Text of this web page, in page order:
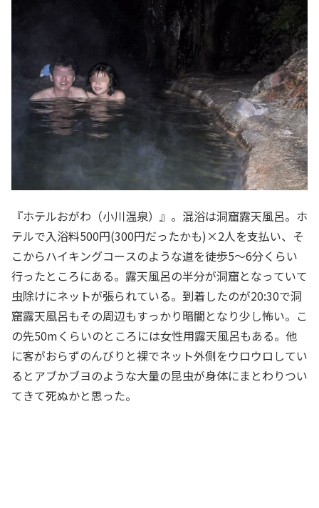
『ホテルおがわ（小川温泉）』。混浴は洞窟露天風呂。ホ
テルで入浴料500円(300円だったかも)×2人を支払い、そ
こからハイキングコースのような道を徒歩5～6分くらい
行ったところにある。露天風呂の半分が洞窟となっていて
虫除けにネットが張られている。到着したのが20:30で洞
窟露天風呂もその周辺もすっかり暗闇となり少し怖い。こ
の先50mくらいのところには女性用露天風呂もある。他
に客がおらずのんびりと裸でネット外側をウロウロしてい
るとアブかブヨのような大量の昆虫が身体にまとわりつい
てきて死ぬかと思った。